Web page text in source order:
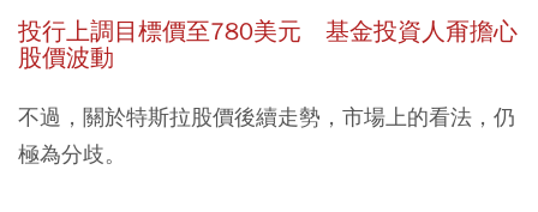
投行上調目標價至780美元 基金投資人甭擔心
股價波動
不過，關於特斯拉股價後續走勢，市場上的看法，仍
極為分歧。